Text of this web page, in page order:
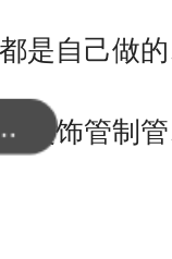
是自己做
装饰管制
的产品么？